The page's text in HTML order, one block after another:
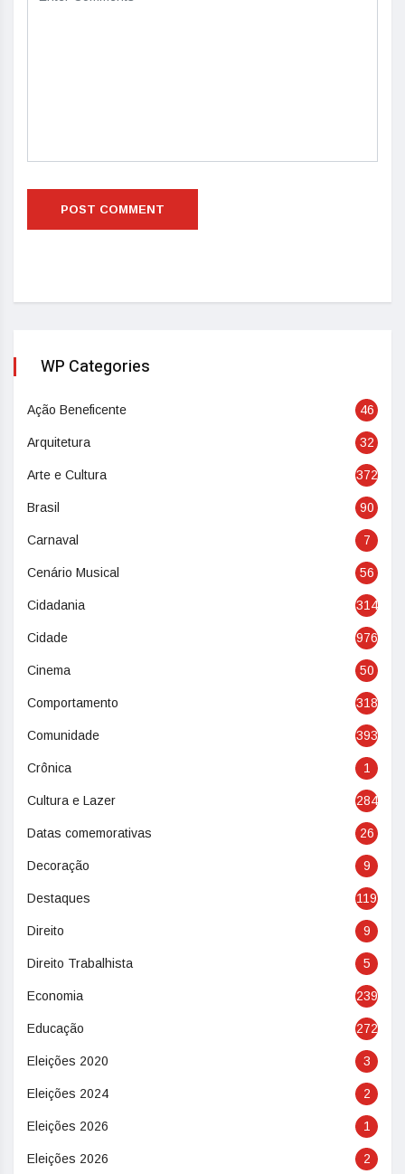
WP Categories
Ação Beneficente 46
Arquitetura 32
Arte e Cultura 372
Brasil 90
Carnaval 7
Cenário Musical 56
Cidadania 314
Cidade 976
Cinema 50
Comportamento 318
Comunidade 393
Crônica 1
Cultura e Lazer 284
Datas comemorativas 26
Decoração 9
Destaques 119
Direito 9
Direito Trabalhista 5
Economia 239
Educação 272
Eleições 2020 3
Eleições 2024 2
Eleições 2026 1
Eleições 2026 2